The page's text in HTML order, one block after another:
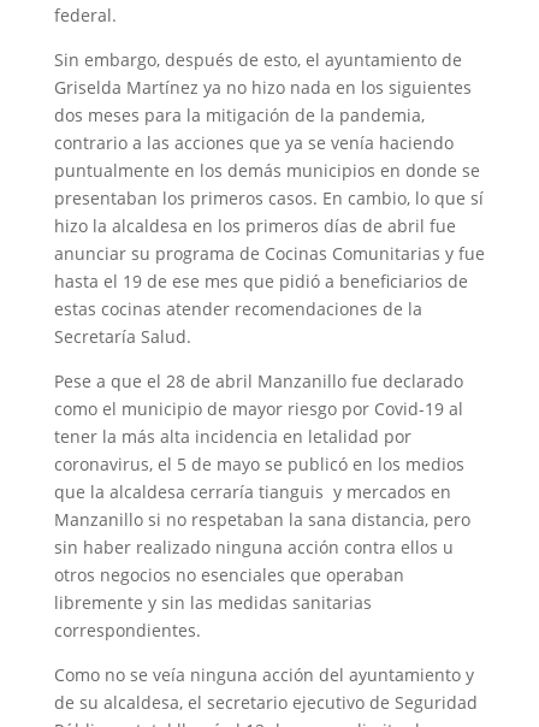
federal.
Sin embargo, después de esto, el ayuntamiento de
Griselda Martínez ya no hizo nada en los siguientes
dos meses para la mitigación de la pandemia,
contrario a las acciones que ya se venía haciendo
puntualmente en los demás municipios en donde se
presentaban los primeros casos. En cambio, lo que sí
hizo la alcaldesa en los primeros días de abril fue
anunciar su programa de Cocinas Comunitarias y fue
hasta el 19 de ese mes que pidió a beneficiarios de
estas cocinas atender recomendaciones de la
Secretaría Salud.
Pese a que el 28 de abril Manzanillo fue declarado
como el municipio de mayor riesgo por Covid-19 al
tener la más alta incidencia en letalidad por
coronavirus, el 5 de mayo se publicó en los medios
que la alcaldesa cerraría tianguis y mercados en
Manzanillo si no respetaban la sana distancia, pero
sin haber realizado ninguna acción contra ellos u
otros negocios no esenciales que operaban
libremente y sin las medidas sanitarias
correspondientes.
Como no se veía ninguna acción del ayuntamiento y
de su alcaldesa, el secretario ejecutivo de Seguridad